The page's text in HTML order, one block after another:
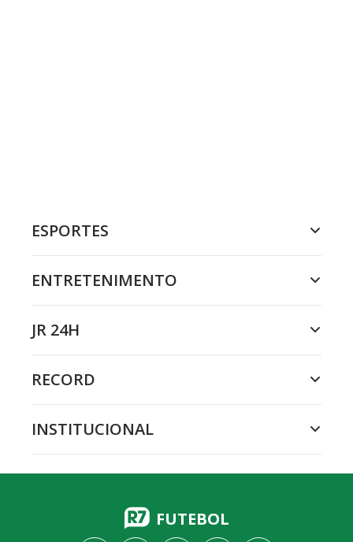
ESPORTES
ENTRETENIMENTO
JR 24H
RECORD
INSTITUCIONAL
FUTEBOL